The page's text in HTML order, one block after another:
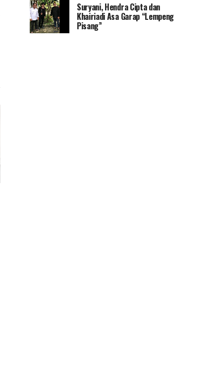
Suryani, Hendra Cipta dan
Khairiadi Asa Garap “Lempeng
Pisang”